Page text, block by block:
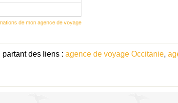
de mon agence de voyage
des liens : agence de voyage Occitanie,